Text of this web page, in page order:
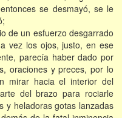
se desmayó, se le
de un esfuerzo desgarrado
vez los ojos, justo, en ese
parecía haber dado por
oraciones y preces, por lo
mirar hacia el interior del
del brazo para rociarle
y heladoras gotas lanzadas